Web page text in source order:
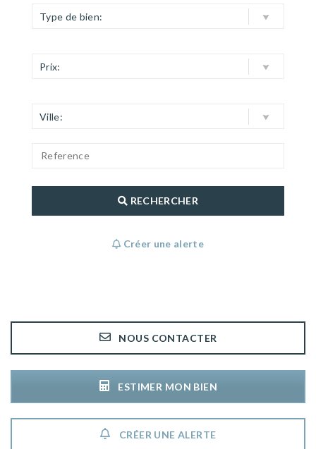
Type de bien:
Prix:
Ville:
RECHERCHER
Créer une alerte
NOUS CONTACTER
ESTIMER MON BIEN
CRÉER UNE ALERTE